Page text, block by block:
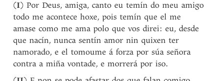
(I) Por Deus, amiga, canto eu temín do meu amigo
todo me acontece hoxe, pois temín que el me
amase como me ama polo que vos direi: eu, desde
que nacín, nunca sentín amor nin quixen ter
namorado, e el tomoume á forza por súa señora
contra a miña vontade, e morrerá por iso.